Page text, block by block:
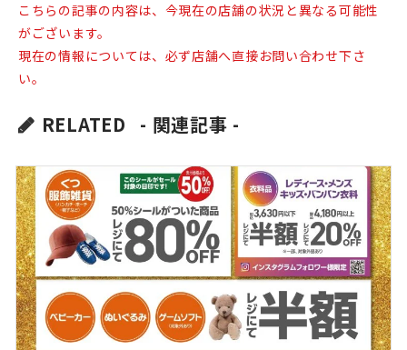
こちらの記事の内容は、今現在の店舗の状況と異なる可能性
がございます。
現在の情報については、必ず店舗へ直接お問い合わせ下さ
い。
RELATED - 関連記事 -